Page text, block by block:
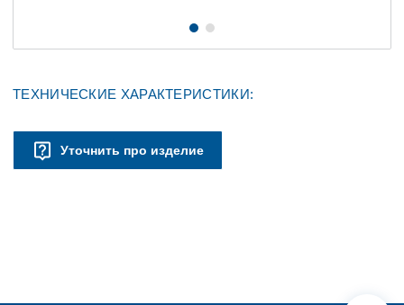
ТЕХНИЧЕСКИЕ ХАРАКТЕРИСТИКИ:
Уточнить про изделие